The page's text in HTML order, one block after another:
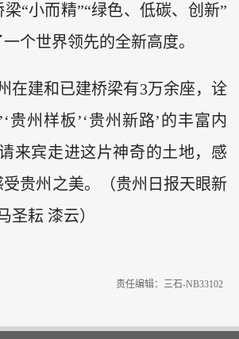
“小而精”“绿色、低碳、创新”
个世界领先的全新高度。
在建和已建桥梁有3万余座，诠
贵州样板’‘贵州新路’的丰富内
来宾走进这片神奇的土地，感
贵州之美。（贵州日报天眼新
圣耘 漆云）
责任编辑：三石-NB33102